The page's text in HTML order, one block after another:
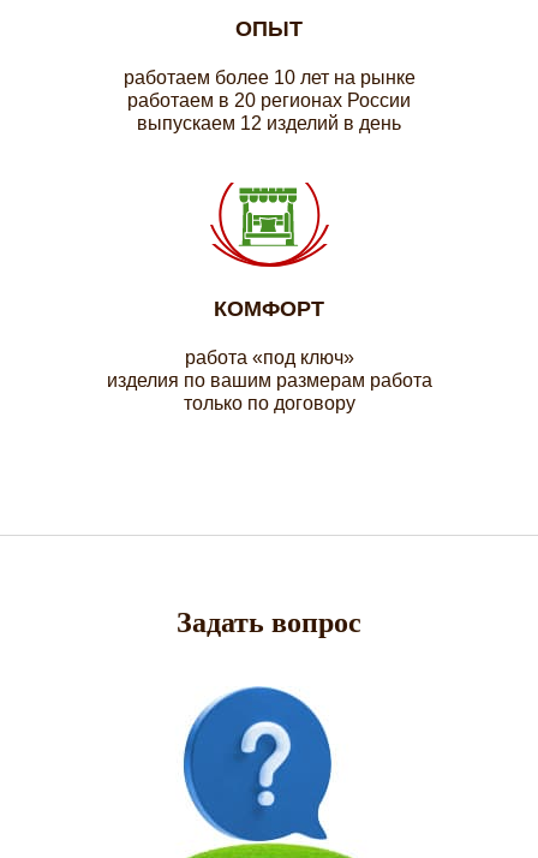
ОПЫТ
работаем более 10 лет на рынке
работаем в 20 регионах России
выпускаем 12 изделий в день
КОМФОРТ
работа «под ключ»
изделия по вашим размерам работа
только по договору
Задать вопрос